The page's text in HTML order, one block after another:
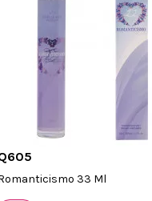
33 Ml